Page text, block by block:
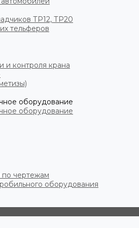
ТР12, ТР20
тельферов
и контроля крана
оборудование
оборудование
по чертежам
оборудования